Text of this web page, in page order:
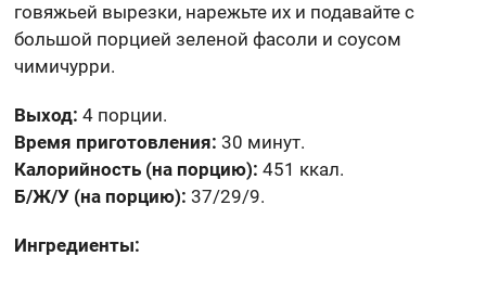
говяжьей вырезки, нарежьте их и подавайте с
большой порцией зеленой фасоли и соусом
чимичурри.
Выход: 4 порции.
Время приготовления: 30 минут.
Калорийность (на порцию): 451 ккал.
Б/Ж/У (на порцию): 37/29/9.
Ингредиенты: